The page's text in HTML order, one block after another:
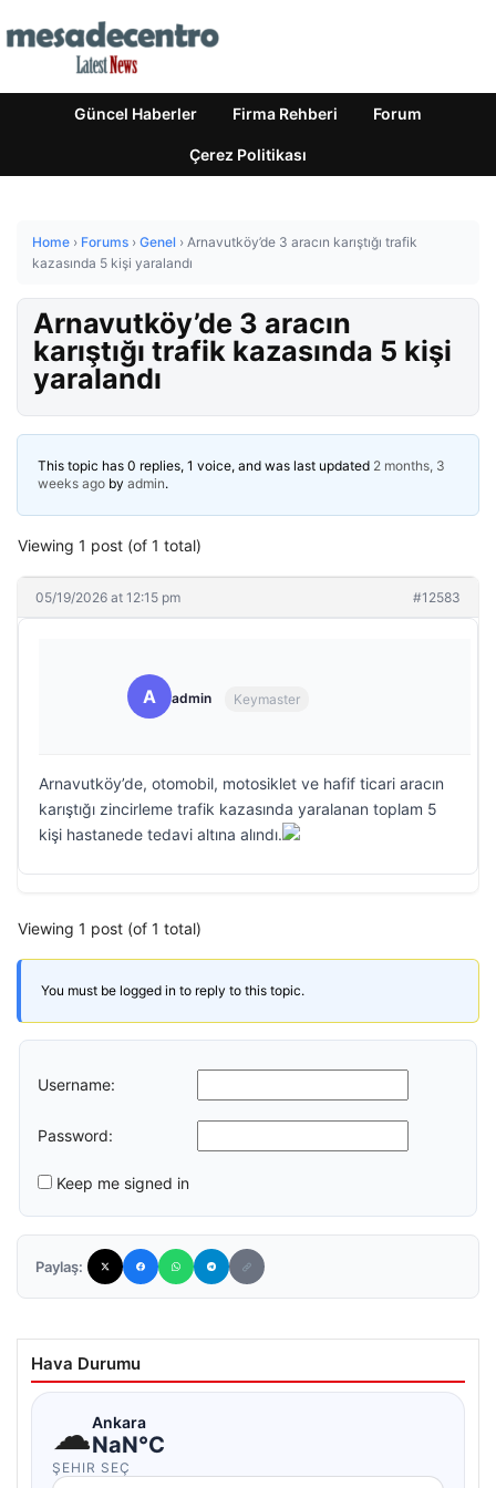
Güncel Haberler Firma Rehberi Forum
Çerez Politikası
Home › Forums › Genel › Arnavutköy’de 3 aracın karıştığı trafik
kazasında 5 kişi yaralandı
Arnavutköy’de 3 aracın
karıştığı trafik kazasında 5 kişi
yaralandı
This topic has 0 replies, 1 voice, and was last updated 2 months, 3
weeks ago by admin.
Viewing 1 post (of 1 total)
05/19/2026 at 12:15 pm #12583
A admin Keymaster
Arnavutköy’de, otomobil, motosiklet ve hafif ticari aracın
karıştığı zincirleme trafik kazasında yaralanan toplam 5
kişi hastanede tedavi altına alındı.
Viewing 1 post (of 1 total)
You must be logged in to reply to this topic.
Username:
Password:
Keep me signed in
Paylaş:
Hava Durumu
☁Ankara
NaN°C
ŞEHIR SEÇ